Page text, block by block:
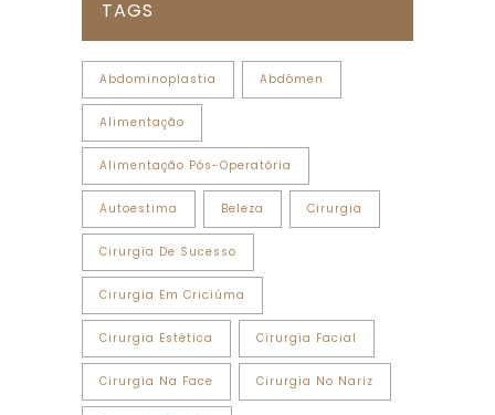
TAGS
Abdominoplastia Abdômen
Alimentação
Alimentação Pós-Operatória
Autoestima Beleza Cirurgia
Cirurgia De Sucesso
Cirurgia Em Criciúma
Cirurgia Estética Cirurgia Facial
Cirurgia Na Face Cirurgia No Nariz